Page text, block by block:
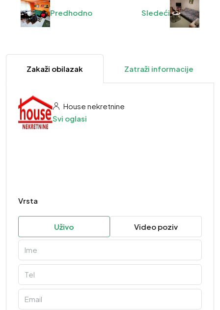
Predhodno Sledeći
Zakaži obilazak Zatraži informacije
House nekretnine
Svi oglasi
Vrsta
Uživo Video poziv